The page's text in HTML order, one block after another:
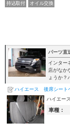
持込取付 オイル交換
パーツ直
インター
店がなか
ょうか？
ハイエース 後席シート
ハイエー
車種：